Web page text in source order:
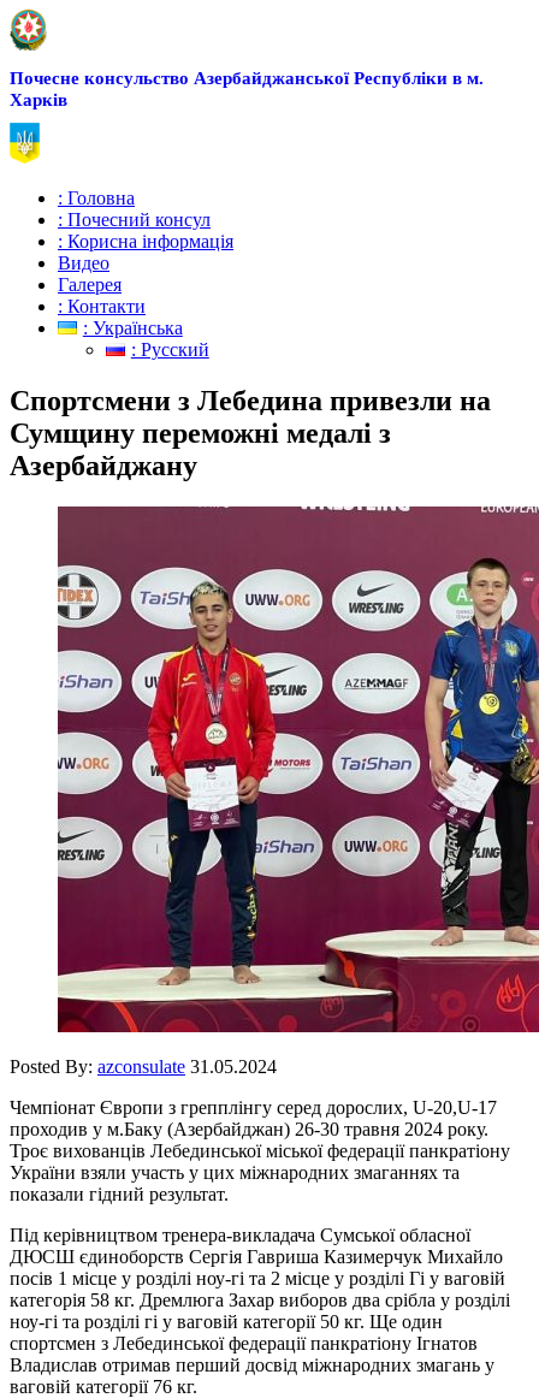
Почесне консульство Азербайджанської Республіки в м.
Харків
: Головна
: Почесний консул
: Корисна інформація
Видео
Галерея
: Контакти
: Українська
: Русский
Спортсмени з Лебедина привезли на
Сумщину переможні медалі з
Азербайджану
Posted By: azconsulate 31.05.2024
Чемпіонат Європи з грепплінгу серед дорослих, U-20,U-17
проходив у м.Баку (Азербайджан) 26-30 травня 2024 року.
Троє вихованців Лебединської міської федерації панкратіону
України взяли участь у цих міжнародних змаганнях та
показали гідний результат.
Під керівництвом тренера-викладача Сумської обласної
ДЮСШ єдиноборств Сергія Гавриша Казимерчук Михайло
посів 1 місце у розділі ноу-гі та 2 місце у розділі Гі у ваговій
категорія 58 кг. Дремлюга Захар виборов два срібла у розділі
ноу-гі та розділі гі у ваговій категорії 50 кг. Ще один
спортсмен з Лебединської федерації панкратіону Ігнатов
Владислав отримав перший досвід міжнародних змагань у
ваговій категорії 76 кг.